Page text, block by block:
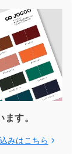
す。
みはこちら